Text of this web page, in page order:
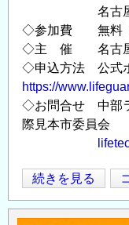
信
サ
イ
ト
「コ
ン
／
CONCOM」
名古屋市港
◇参加費 無料（
◇主 催 名古屋
◇申込方法 公式
https://
◇お問合せ 中部
際見本市委員会
防
災・
減
続きを見る